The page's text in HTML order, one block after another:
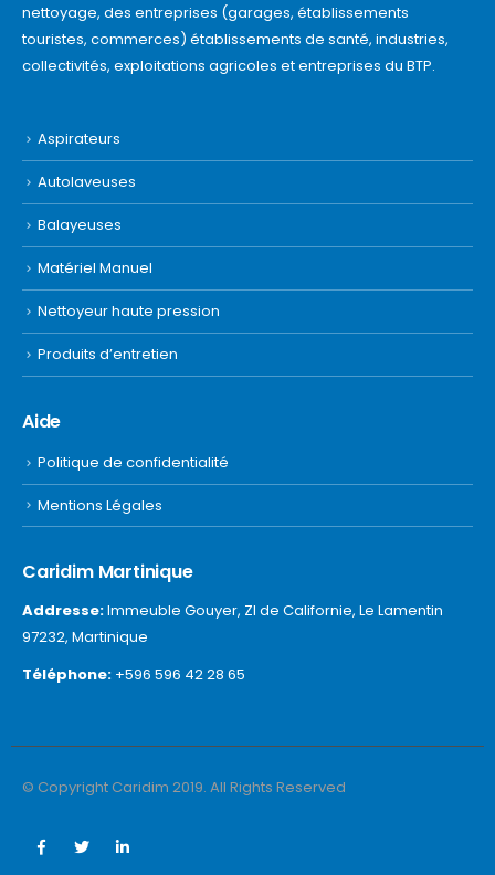
nettoyage, des entreprises (garages, établissements
touristes, commerces) établissements de santé, industries,
collectivités, exploitations agricoles et entreprises du BTP.
Aspirateurs
Autolaveuses
Balayeuses
Matériel Manuel
Nettoyeur haute pression
Produits d’entretien
Aide
Politique de confidentialité
Mentions Légales
Caridim Martinique
Addresse:Immeuble Gouyer, ZI de Californie, Le Lamentin
97232, Martinique
Téléphone: +596 596 42 28 65
© Copyright Caridim 2019. All Rights Reserved